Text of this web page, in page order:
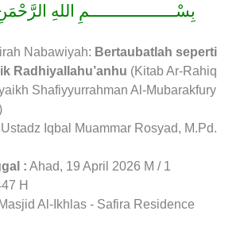
بِسْــــــــــــــــــمِ اللهِ
Nabawiyah: Bertaubatlah seperti
Radhiyallahu’anhu (Kitab Ar-Rahiq
Shafiyyurrahman Al-Mubarakfury
Ustadz Iqbal Muammar Rosyad, M.Pd.
: Ahad, 19 April 2026 M / 1
H
Masjid Al-Ikhlas - Safira Residence